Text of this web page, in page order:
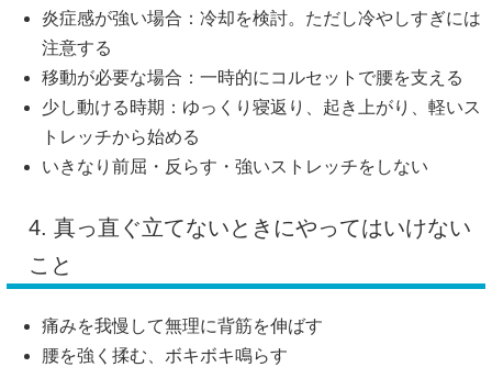
炎症感が強い場合：冷却を検討。ただし冷やしすぎには
注意する
移動が必要な場合：一時的にコルセットで腰を支える
少し動ける時期：ゆっくり寝返り、起き上がり、軽いス
トレッチから始める
いきなり前屈・反らす・強いストレッチをしない
4. 真っ直ぐ立てないときにやってはいけない
こと
痛みを我慢して無理に背筋を伸ばす
腰を強く揉む、ボキボキ鳴らす